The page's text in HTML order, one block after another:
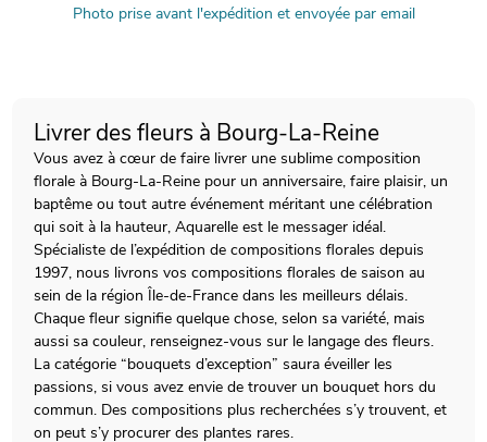
Photo prise avant l'expédition et envoyée par email
Livrer des fleurs à Bourg-La-Reine
Vous avez à cœur de faire livrer une sublime composition
florale à Bourg-La-Reine pour un anniversaire, faire plaisir, un
baptême ou tout autre événement méritant une célébration
qui soit à la hauteur, Aquarelle est le messager idéal.
Spécialiste de l’expédition de compositions florales depuis
1997, nous livrons vos compositions florales de saison au
sein de la région Île-de-France dans les meilleurs délais.
Chaque fleur signifie quelque chose, selon sa variété, mais
aussi sa couleur, renseignez-vous sur le langage des fleurs.
La catégorie “bouquets d’exception” saura éveiller les
passions, si vous avez envie de trouver un bouquet hors du
commun. Des compositions plus recherchées s’y trouvent, et
on peut s’y procurer des plantes rares.